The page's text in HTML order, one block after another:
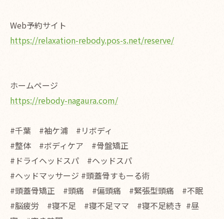
Web予約サイト
https://relaxation-rebody.pos-s.net/reserve/
ホームページ
https://rebody-nagaura.com/
#千葉 #袖ケ浦 #リボディ
#整体 #ボディケア #骨盤矯正
#ドライヘッドスパ #ヘッドスパ
#ヘッドマッサージ #頭蓋骨すもーる術
#頭蓋骨矯正 #頭痛 #偏頭痛 #緊張型頭痛 #不眠
#脳疲労 #寝不足 #寝不足ママ #寝不足続き #昼